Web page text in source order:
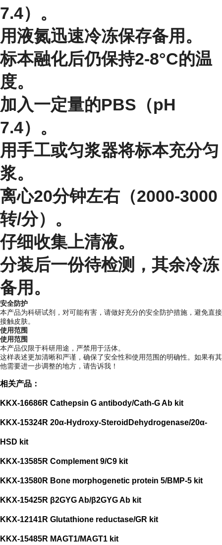
7.4）。
用液氮迅速冷冻保存备用。
标本融化后仍保持2-8°C的温
度。
加入一定量的PBS（pH
7.4）。
用手工或匀浆器将标本充分匀
浆。
离心20分钟左右（2000-3000
转/分）。
仔细收集上清液。
分装后一份待检测，其余冷冻
备用。
安全防护
本产品为科研试剂，对可能有害，请做好充分的安全防护措施，避免直接
接触皮肤。
使用范围
使用范围
本产品仅限于科研用途，严禁用于活体。
这样表述更加清晰和严谨，确保了安全性和使用范围的明确性。如果有其
他需要进一步调整的地方，请告诉我！
相关产品：
KKX-16686R Cathepsin G antibody/Cath-G Ab kit
KKX-15324R 20α-Hydroxy-SteroidDehydrogenase/20α-
HSD kit
KKX-13585R Complement 9/C9 kit
KKX-13580R Bone morphogenetic protein 5/BMP-5 kit
KKX-15425R β2GYG Ab/β2GYG Ab kit
KKX-12141R Glutathione reductase/GR kit
KKX-15485R MAGT1/MAGT1 kit